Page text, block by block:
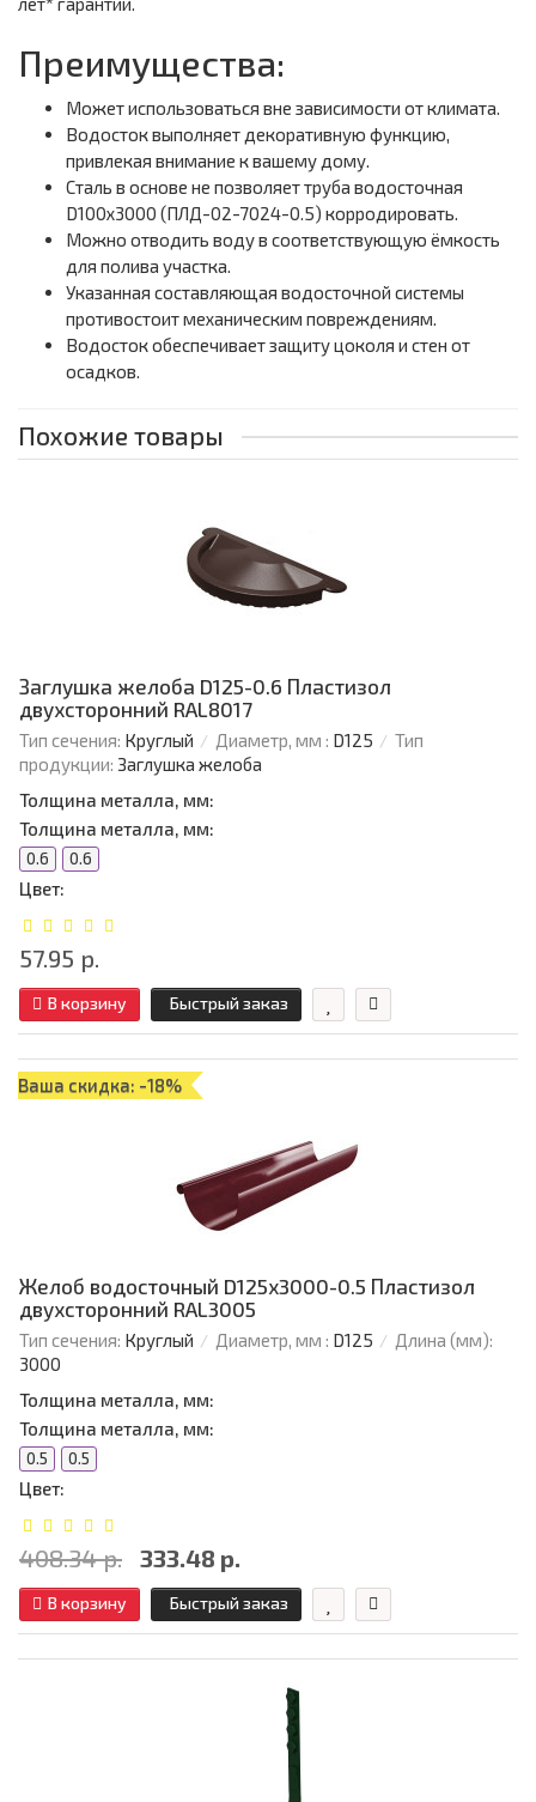
Преимущества:
Может использоваться вне зависимости от климата.
Водосток выполняет декоративную функцию,
привлекая внимание к вашему дому.
Сталь в основе не позволяет труба водосточная
D100х3000 (ПЛД-02-7024-0.5) корродировать.
Можно отводить воду в соответствующую ёмкость
для полива участка.
Указанная составляющая водосточной системы
противостоит механическим повреждениям.
Водосток обеспечивает защиту цоколя и стен от
осадков.
Похожие товары
Заглушка желоба D125-0.6 Пластизол
двухсторонний RAL8017
Тип сечения: Круглый Диаметр, мм : D125
Тип
продукции: Заглушка желоба
Толщина металла, мм:
Толщина металла, мм:
0.6 0.6
Цвет:
57.95 р.
В корзину Быстрый заказ
Ваша скидка: -18%
Желоб водосточный D125х3000-0.5 Пластизол
двухсторонний RAL3005
Тип сечения: Круглый Диаметр, мм : D125
Длина (мм):
3000
Толщина металла, мм:
Толщина металла, мм:
0.5 0.5
Цвет:
408.34 р. 333.48 р.
В корзину Быстрый заказ